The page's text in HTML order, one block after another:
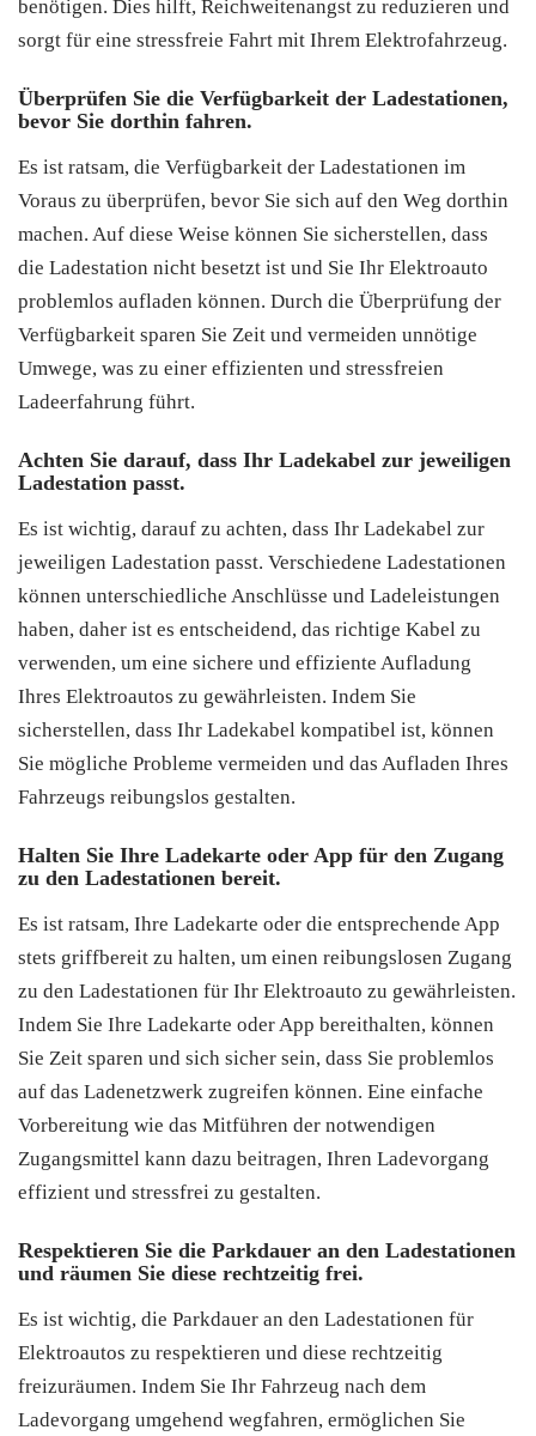
benötigen. Dies hilft, Reichweitenangst zu reduzieren und
sorgt für eine stressfreie Fahrt mit Ihrem Elektrofahrzeug.
Überprüfen Sie die Verfügbarkeit der Ladestationen,
bevor Sie dorthin fahren.
Es ist ratsam, die Verfügbarkeit der Ladestationen im
Voraus zu überprüfen, bevor Sie sich auf den Weg dorthin
machen. Auf diese Weise können Sie sicherstellen, dass
die Ladestation nicht besetzt ist und Sie Ihr Elektroauto
problemlos aufladen können. Durch die Überprüfung der
Verfügbarkeit sparen Sie Zeit und vermeiden unnötige
Umwege, was zu einer effizienten und stressfreien
Ladeerfahrung führt.
Achten Sie darauf, dass Ihr Ladekabel zur jeweiligen
Ladestation passt.
Es ist wichtig, darauf zu achten, dass Ihr Ladekabel zur
jeweiligen Ladestation passt. Verschiedene Ladestationen
können unterschiedliche Anschlüsse und Ladeleistungen
haben, daher ist es entscheidend, das richtige Kabel zu
verwenden, um eine sichere und effiziente Aufladung
Ihres Elektroautos zu gewährleisten. Indem Sie
sicherstellen, dass Ihr Ladekabel kompatibel ist, können
Sie mögliche Probleme vermeiden und das Aufladen Ihres
Fahrzeugs reibungslos gestalten.
Halten Sie Ihre Ladekarte oder App für den Zugang
zu den Ladestationen bereit.
Es ist ratsam, Ihre Ladekarte oder die entsprechende App
stets griffbereit zu halten, um einen reibungslosen Zugang
zu den Ladestationen für Ihr Elektroauto zu gewährleisten.
Indem Sie Ihre Ladekarte oder App bereithalten, können
Sie Zeit sparen und sich sicher sein, dass Sie problemlos
auf das Ladenetzwerk zugreifen können. Eine einfache
Vorbereitung wie das Mitführen der notwendigen
Zugangsmittel kann dazu beitragen, Ihren Ladevorgang
effizient und stressfrei zu gestalten.
Respektieren Sie die Parkdauer an den Ladestationen
und räumen Sie diese rechtzeitig frei.
Es ist wichtig, die Parkdauer an den Ladestationen für
Elektroautos zu respektieren und diese rechtzeitig
freizuräumen. Indem Sie Ihr Fahrzeug nach dem
Ladevorgang umgehend wegfahren, ermöglichen Sie